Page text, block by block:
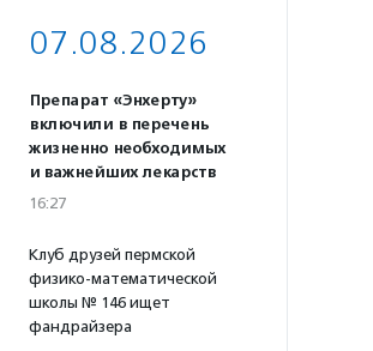
07.08.2026
Препарат «Энхерту»
включили в перечень
жизненно необходимых
и важнейших лекарств
16:27
Клуб друзей пермской
физико-математической
школы № 146 ищет
фандрайзера